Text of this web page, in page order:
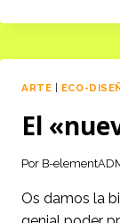
ARTE ECO-
El
Por B-
Os damos la